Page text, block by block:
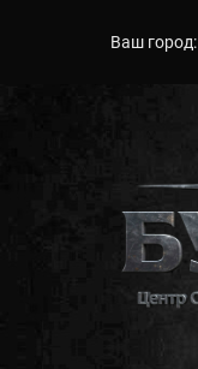
Ваш город: